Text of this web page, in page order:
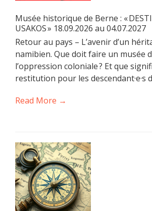
Musée historique de Berne : «
USAKOS » 18.09.2026 au 04.07.2027
Retour au pays – L’avenir d’un
namibien. Que doit faire un musée
l’oppression coloniale ? Et que
restitution pour les descendant·e·s
Read More →